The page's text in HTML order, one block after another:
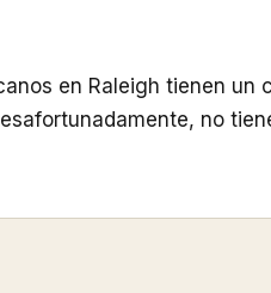
en Raleigh tienen un
no